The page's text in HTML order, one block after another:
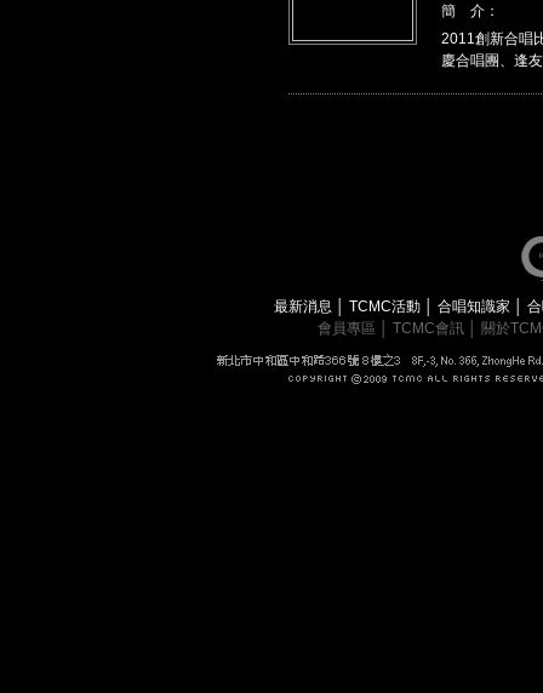
簡 介：
2011創新合唱
慶合唱團、逢
最新消息 TCMC活動 合唱知識家
會員專區
TCMC會訊 關於